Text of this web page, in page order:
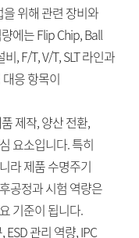
위해 관련 장비와
에는 Flip Chip, Ball
, F/T, V/T, SLT 라인과
대응 항목이
제작, 양산 전환,
요소입니다. 특히
라 제품 수명주기
공정과 시험 역량은
기준이 됩니다.
관리 역량, IPC